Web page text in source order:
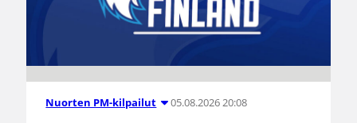
Nuorten PM-kilpailut 05.08.2026 20:08